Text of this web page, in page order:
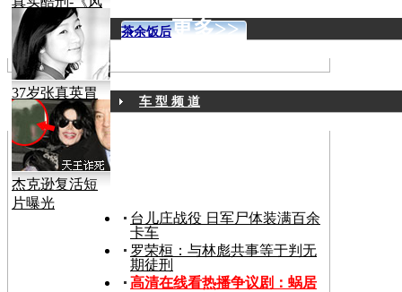
声》
37岁张真英胃
癌病逝
杰克逊复活短
片曝光
台儿庄战役 日军尸体装满百余
卡车
罗荣桓：与林彪共事等于判无
期徒刑
高清在线看热播争议剧： 蜗居
茶余饭后更多>>
车 型 频 道